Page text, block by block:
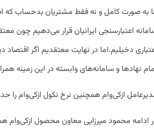
به صورت کامل و نه فقط مشتریان بدحساب که
اعتبارسنجی ایرانیان قرار می‌دهیم چون
دخیلیم.‌اما در نهایت معتقدیم اگر اقتصاد
نهادها و سامانه‌های وابسته در این زمینه
ازکی‌وام همچنین نرخ نکول ازکی‌وام
ادامه محمود میرزایی معاون محصول ازکی‌وام